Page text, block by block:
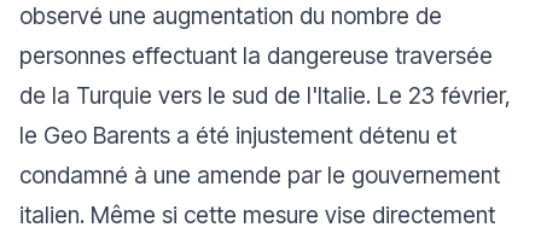
observé une augmentation du nombre de
personnes effectuant la dangereuse traversée
de la Turquie vers le sud de l'Italie. Le 23 février,
le Geo Barents a été injustement détenu et
condamné à une amende par le gouvernement
italien. Même si cette mesure vise directement